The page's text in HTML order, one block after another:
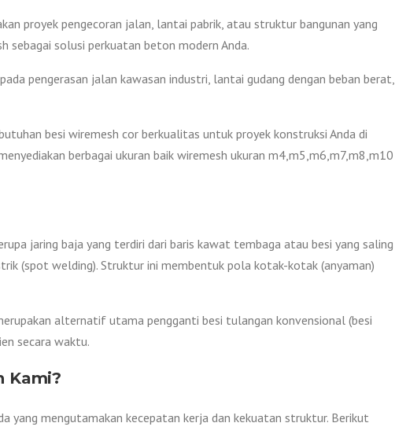
proyek pengecoran jalan, lantai pabrik, atau struktur bangunan yang
sebagai solusi perkuatan beton modern Anda.
pengerasan jalan kawasan industri, lantai gudang dengan beban berat,
besi wiremesh cor berkualitas untuk proyek konstruksi Anda di
berbagai ukuran baik wiremesh ukuran m4,m5,m6,m7,m8,m10
jaring baja yang terdiri dari baris kawat tembaga atau besi yang saling
(spot welding). Struktur ini membentuk pola kotak-kotak (anyaman)
alternatif utama pengganti besi tulangan konvensional (besi
secara waktu.
Kami?
yang mengutamakan kecepatan kerja dan kekuatan struktur. Berikut